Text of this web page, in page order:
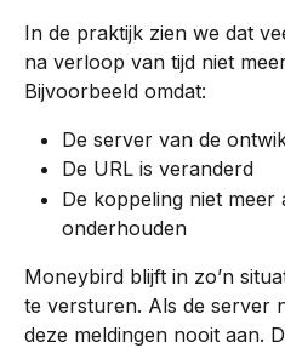
In de praktijk zien we dat
na verloop van tijd niet
Bijvoorbeeld omdat:
De server van de
De URL is veranderd
De koppeling niet meer
onderhouden
Moneybird blijft in zo’n
te versturen. Als de server
deze meldingen nooit aan.